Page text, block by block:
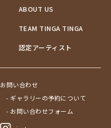
ABOUT US
TEAM TINGA TINGA
認定アーティスト
お問い合わせ
- ギャラリーの予約について
- お問い合わせフォーム